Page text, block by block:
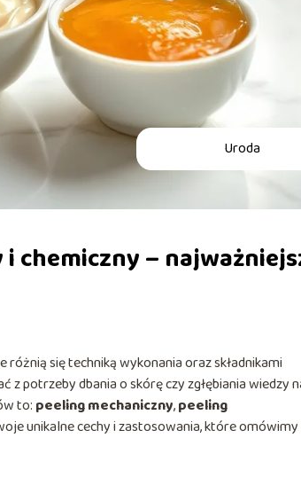
Uroda
chemiczny –
się techniką wykonania oraz składnikami
potrzeby dbania o skórę czy zgłębiania wiedzy
to: peeling mechaniczny,peeling
unikalne cechy i zastosowania, które